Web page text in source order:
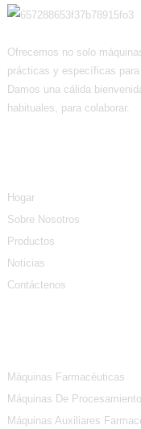
Ofrecemos no solo
prácticas y específicas
Damos una cálida
habituales, para colaborar.
Hogar
Sobre Nosotros
Productos
Noticias
Contáctenos
Máquinas Farmacéuticas
Máquinas De
Máquinas Auxiliares